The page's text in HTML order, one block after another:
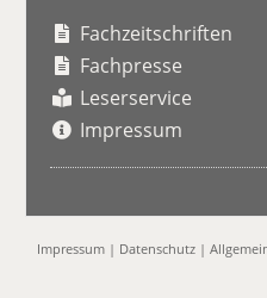
Fachzeitschriften
Fachpresse
Leserservice
Impressum
Impressum | Datenschutz |